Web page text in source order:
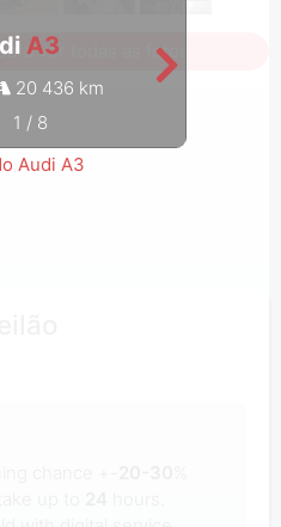
A3
20 436 km
1 / 8
Audi A3
ver todas as fotos